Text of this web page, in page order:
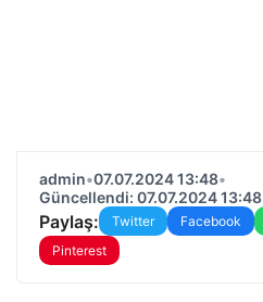
admin•07.07.2024 13:48•
Güncellendi: 07.07.2024 13:48
Paylaş: Twitter Facebook
Pinterest